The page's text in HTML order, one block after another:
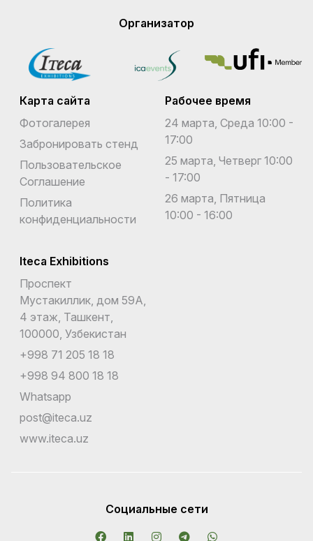
Организатор
Карта сайта
Фотогалерея
Забронировать стенд
Пользовательское
Соглашение
Политика
конфиденциальности
Рабочее время
24 марта, Среда 10:00 -
17:00
25 марта, Четверг 10:00
- 17:00
26 марта, Пятница
10:00 - 16:00
Iteca Exhibitions
Проспект
Мустакиллик, дом 59А,
4 этаж, Ташкент,
100000, Узбекистан
+998 71 205 18 18
+998 94 800 18 18
Whatsapp
post@iteca.uz
www.iteca.uz
Социальные сети